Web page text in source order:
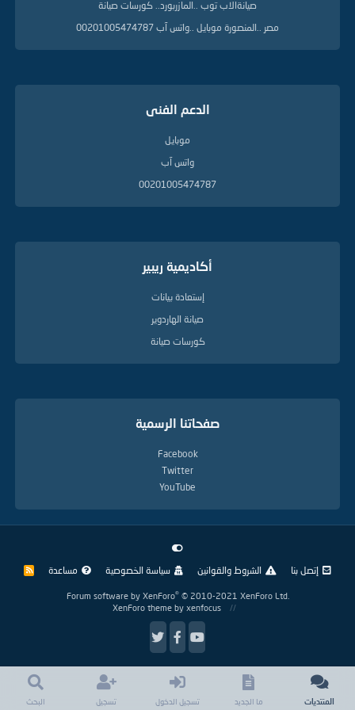
صيانةالاب توب ..المازربورد.. كورسات صيانة
مصر ..المنصورة موبايل ..واتس آب 00201005474787
الدعم الفنى
موبايل
واتس آب
00201005474787
أكاديمية ريبير
إستعادة بيانات
صيانة الهاردوير
كورسات صيانة
صفحاتنا الرسمية
Facebook
Twitter
YouTube
إتصل بنا الشروط والقوانين سياسة الخصوصية مساعدة
R
Forum software by XenForo® © 2010-2021 XenForo Ltd.
XenForo theme by xenfocus
المنتديات ما الجديد تسجيل الدخول تسجيل البحث